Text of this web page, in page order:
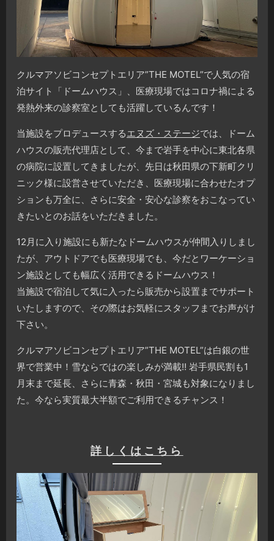
クルマアソビコンセプトエリア”THE MOTEL”で人気の宿
泊サイト「ドームハウス」、医療現場ではコロナ禍による
発熱外来の診察室としても活躍しているんです！
当施設をプロデュースするエヌズ・ステージでは、ドーム
ハウスの販売代理店として、今まで岩手を中心に東北各県
の病院に設置してきましたが、先日は秋田県の下新町クリ
ニック様に設営させていただき、医療現場に合わせたオプ
ションも万全に、さらに安全・安心な診察をおこなってい
きたいとのお話をいただきました。
12月に入り施設にも新たなドームハウスが仲間入りしまし
たが、アウトドアでも医療現場でも、今だとワーケーショ
ン施設としても幅広く活用できるドームハウス！
当施設で宿泊して気に入ったら販売から設置までサポート
いたしますので、その際はお気軽にスタッフまでお声がけ
下さい。
クルマアソビコンセプトエリア”THE MOTEL”は白銀の世
界で営業中！雪ならではの楽しみが満載!! 岩手県民割も1
月末まで延長、さらに青森・秋田・宮城も対象になりまし
た。今なら実質最大半額でご利用できるチャンス！
詳しくはこちら